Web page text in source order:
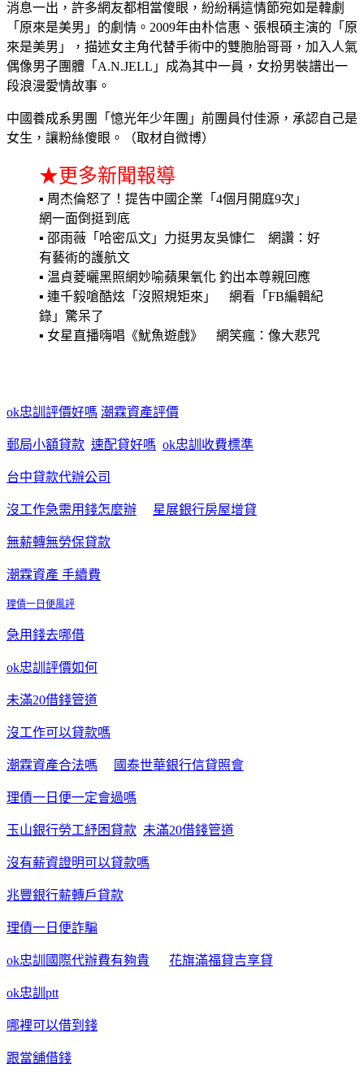
消息一出，許多網友都相當傻眼，紛紛稱這情節宛如是韓劇
「原來是美男」的劇情。2009年由朴信惠、張根碩主演的「原
來是美男」，描述女主角代替手術中的雙胞胎哥哥，加入人氣
偶像男子團體「A.N.JELL」成為其中一員，女扮男裝譜出一
段浪漫愛情故事。
中國養成系男團「憶光年少年團」前團員付佳源，承認自己是
女生，讓粉絲傻眼。（取材自微博）
★更多新聞報導
▪ 周杰倫怒了！提告中國企業「4個月開庭9次」
網一面倒挺到底
▪ 邵雨薇「哈密瓜文」力挺男友吳慷仁 網讚：好
有藝術的護航文
▪ 温貞菱曬黑照網妙喻蘋果氧化 釣出本尊親回應
▪ 連千毅嗆酷炫「沒照規矩來」 網看「FB編輯紀
錄」驚呆了
▪ 女星直播嗨唱《魷魚遊戲》 網笑瘋：像大悲咒
ok忠訓評價好嗎 潮霖資產評價
郵局小額貸款 速配貸好嗎 ok忠訓收費標準
台中貸款代辦公司
沒工作急需用錢怎麼辦 星展銀行房屋增貸
無薪轉無勞保貸款
潮霖資產 手續費
理債一日便風評
急用錢去哪借
ok忠訓評價如何
未滿20借錢管道
沒工作可以貸款嗎
潮霖資產合法嗎 國泰世華銀行信貸照會
理債一日便一定會過嗎
玉山銀行勞工紓困貸款 未滿20借錢管道
沒有薪資證明可以貸款嗎
兆豐銀行薪轉戶貸款
理債一日便詐騙
ok忠訓國際代辦費有夠貴 花旗滿福貸吉享貸
ok忠訓ptt
哪裡可以借到錢
跟當舖借錢